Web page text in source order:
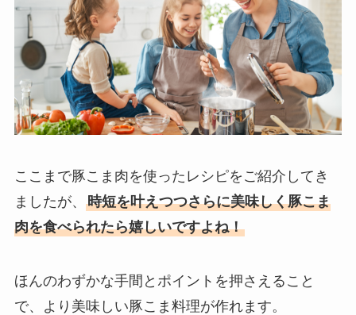
ここまで豚こま肉を使ったレシピをご紹介してき
ましたが、 時短を叶えつつさらに美味しく豚こま
肉を食べられたら嬉しいですよね！
ほんのわずかな手間とポイントを押さえること
で、より美味しい豚こま料理が作れます。